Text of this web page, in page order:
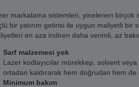
markalama sistemleri, yinelenen birçok
bir yatırım getirisi ile uygun maliyetli
en aza indiren daha verimli, az
Sarf malzemesi yok
Lazer kodlayıcılar mürekkep, solvent
ortadan kaldırarak hem doğrudan hem de
Minimum bakım